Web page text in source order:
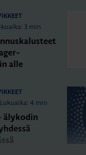
3 min
alle
Lukuaika: 4 min
älykodin